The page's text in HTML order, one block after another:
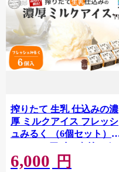
搾りたて 生乳 仕込みの濃
厚 ミルクアイス フレッシ
ュみるく （6個セット）
Qak-A32 アイスクリーム
アイス しぼりたて生乳 ア
6,000 円